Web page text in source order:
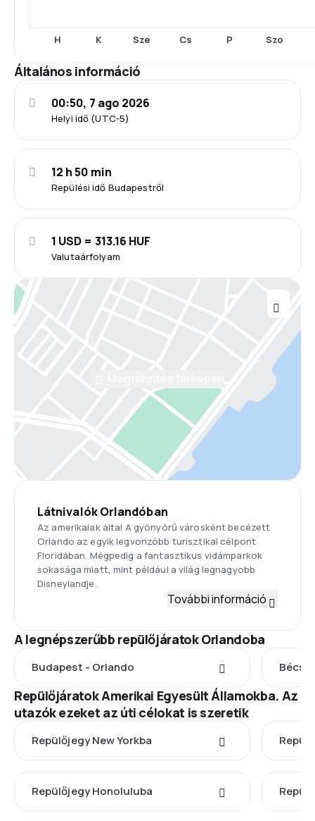
H K Sze Cs P Szo
Általános információ
Helyi idő (UTC-5)
00:50, 7 ago 2026
Repülési idő Budapestről
12 h 50 min
Valutaárfolyam
1 USD = 313.16 HUF
Látnivalók Orlandóban
Az amerikaiak által A gyönyörű városként becézett
Orlando az egyik legvonzóbb turisztikai célpont
Floridában. Mégpedig a fantasztikus vidámparkok
sokasága miatt, mint például a világ legnagyobb
Disneylandje.
További információ
A legnépszerűbb repülőjáratok Orlandoba
Budapest - Orlando Bécs
Repülőjáratok Amerikai Egyesült Államokba. Az
utazók ezeket az úti célokat is szeretik
Repülőjegy New Yorkba
Repülőjegy Honoluluba